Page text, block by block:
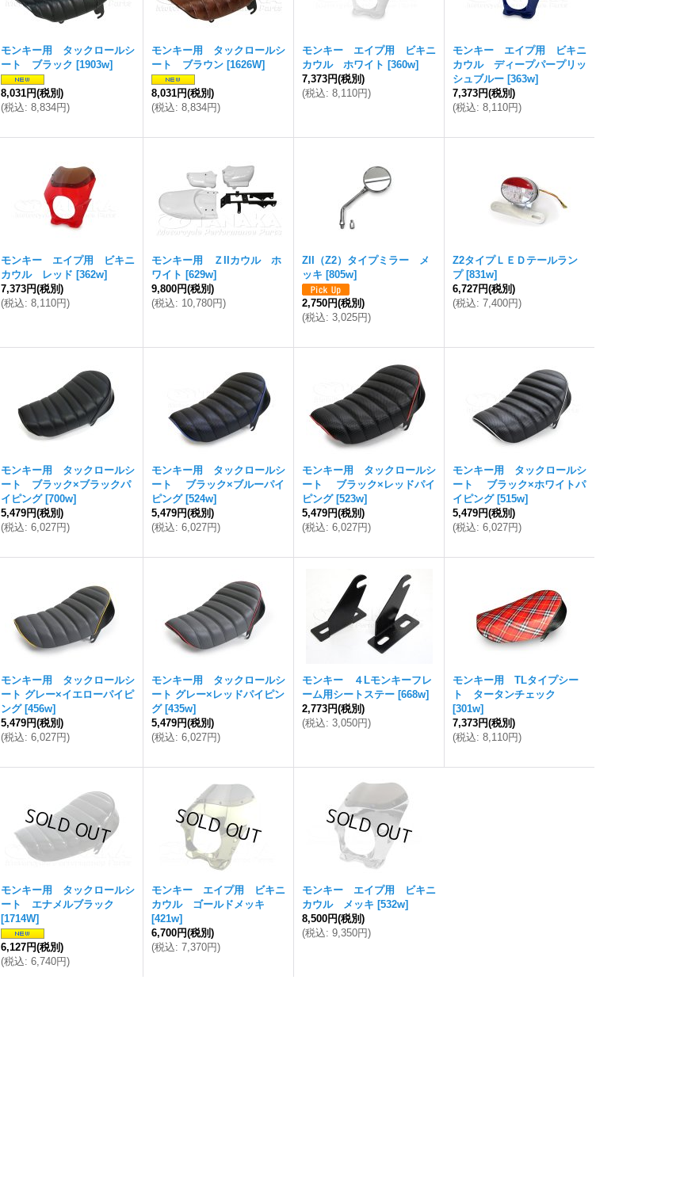
モンキー用 タックロールシ
ート ブラック [1903w]
8,031円(税別)
(税込: 8,834円)
モンキー用 タックロールシ
ート ブラウン [1626W]
8,031円(税別)
(税込: 8,834円)
モンキー エイプ用 ビキニ
カウル ホワイト [360w]
7,373円(税別)
(税込: 8,110円)
モンキー エイプ用 ビキニ
カウル ディープパープリッ
シュブルー [363w]
7,373円(税別)
(税込: 8,110円)
モンキー エイプ用 ビキニ
カウル レッド [362w]
7,373円(税別)
(税込: 8,110円)
モンキー用 ＺIIカウル ホ
ワイト [629w]
9,800円(税別)
(税込: 10,780円)
ZII（Z2）タイプミラー メ
ッキ [805w]
2,750円(税別)
(税込: 3,025円)
Z2タイプＬＥＤテールラン
プ [831w]
6,727円(税別)
(税込: 7,400円)
モンキー用 タックロールシ
ート ブラック×ブラックパ
イピング [700w]
5,479円(税別)
(税込: 6,027円)
モンキー用 タックロールシ
ート ブラック×ブルーパイ
ピング [524w]
5,479円(税別)
(税込: 6,027円)
モンキー用 タックロールシ
ート ブラック×レッドパイ
ピング [523w]
5,479円(税別)
(税込: 6,027円)
モンキー用 タックロールシ
ート ブラック×ホワイトパ
イピング [515w]
5,479円(税別)
(税込: 6,027円)
モンキー用 タックロールシ
ート グレー×イエローパイピ
ング [456w]
5,479円(税別)
(税込: 6,027円)
モンキー用 タックロールシ
ート グレー×レッドパイピン
グ [435w]
5,479円(税別)
(税込: 6,027円)
モンキー ４Lモンキーフレ
ーム用シートステー [668w]
2,773円(税別)
(税込: 3,050円)
モンキー用 TLタイプシー
ト タータンチェック
[301w]
7,373円(税別)
(税込: 8,110円)
モンキー用 タックロールシ
ート エナメルブラック
[1714W]
6,127円(税別)
(税込: 6,740円)
モンキー エイプ用 ビキニ
カウル ゴールドメッキ
[421w]
6,700円(税別)
(税込: 7,370円)
モンキー エイプ用 ビキニ
カウル メッキ [532w]
8,500円(税別)
(税込: 9,350円)